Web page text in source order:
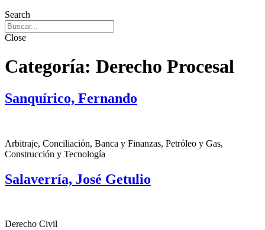
Search
Close
Categoría: Derecho Procesal
Sanquírico, Fernando
Arbitraje, Conciliación, Banca y Finanzas, Petróleo y Gas,
Construcción y Tecnología
Salaverría, José Getulio
Derecho Civil